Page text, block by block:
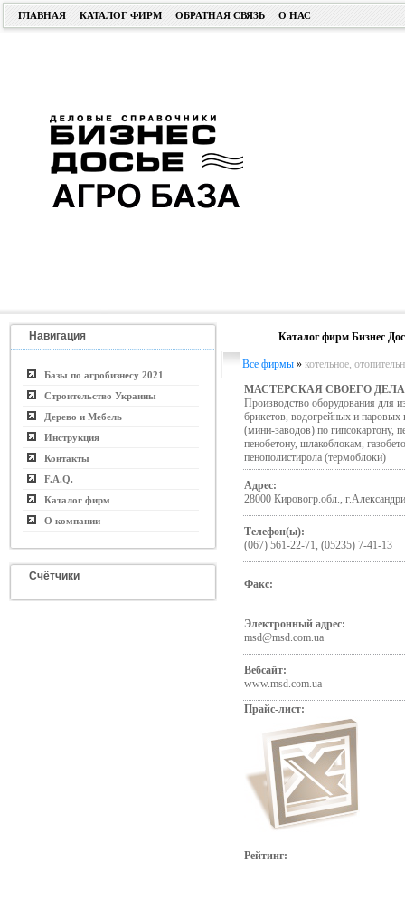
ГЛАВНАЯ КАТАЛОГ ФИРМ ОБРАТНАЯ СВЯЗЬ О НАС
Навигация
Базы по агробизнесу 2021
Строительство Украины
Дерево и Мебель
Инструкция
Контакты
F.A.Q.
Каталог фирм
О компании
Счётчики
Каталог фирм Бизнес
Все фирмы » котельное,
МАСТЕРСКАЯ СВОЕГО
Производство оборудования для
брикетов, водогрейных и паровых
(мини-заводов) по гипсокартону,
пенобетону, шлакоблокам,
пенополистирола (термоблоки)
Адрес:
28000 Кировогр.обл.,
Телефон(ы):
(067) 561-22-71, (05235) 7-41-13
Факс:
Электронный адрес:
msd@msd.com.ua
Вебсайт:
www.msd.com.ua
Прайс-лист:
Рейтинг: